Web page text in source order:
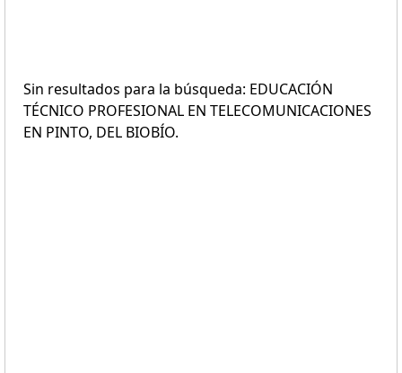
Sin resultados para la búsqueda: EDUCACIÓN
TÉCNICO PROFESIONAL EN TELECOMUNICACIONES
EN PINTO, DEL BIOBÍO.